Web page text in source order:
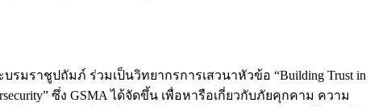
ราชูปถัมภ์ ร่วมเป็นวิทยากรการเสวนาหัวข้อ “Building Trust in
ซึ่ง GSMA ได้จัดขึ้น เพื่อหารือเกี่ยวกับภัยคุกคาม ความ